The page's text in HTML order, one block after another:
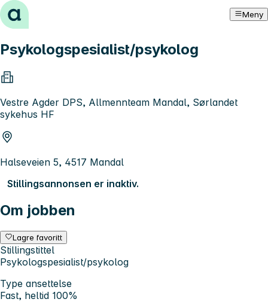
Hopp til innhold Meny
Psykologspesialist/psykolog
Vestre Agder DPS, Allmennteam Mandal, Sørlandet
sykehus HF
Halseveien 5, 4517 Mandal
Stillingsannonsen er inaktiv.
Om jobben
Lagre favoritt
Stillingstittel
Psykologspesialist/psykolog
Type ansettelse
Fast, heltid 100%